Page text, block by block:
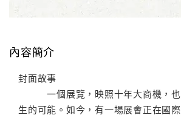
內容簡介
封面故事
一個展覽，映照十年大商機，也
生的可能。如今，有一場展會正在國